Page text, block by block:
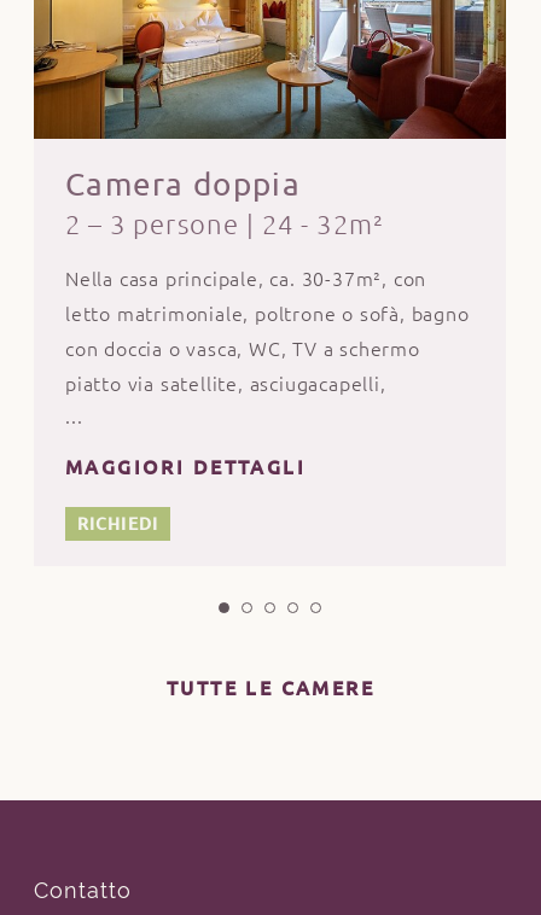
Camera doppia
2 – 3 persone | 24 - 32m²
Nella casa principale, ca. 30-37m², con
letto matrimoniale, poltrone o sofà, bagno
con doccia o vasca, WC, TV a schermo
piatto via satellite, asciugacapelli,
specchio, cassaforte, WLAN, pavimento
ATTENZIONE: i cani non sono ammessi!
MAGGIORI DETTAGLI
RICHIEDI
TUTTE LE CAMERE
Contatto